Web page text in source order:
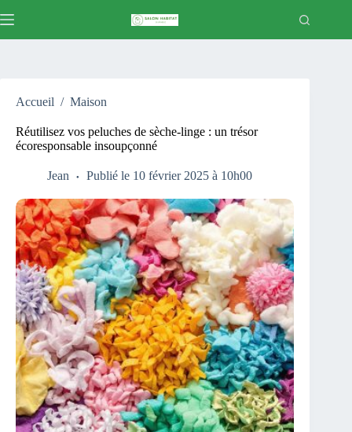
au
Accueil / Maison
Réutilisez vos peluches de sèche-linge : un trésor
écoresponsable insoupçonné
Jean Publié le 10 février 2025 à 10h00